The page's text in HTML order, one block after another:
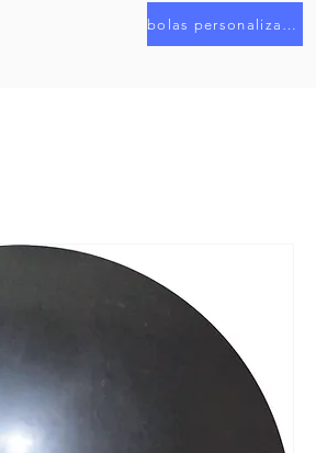
bolas personalizadas